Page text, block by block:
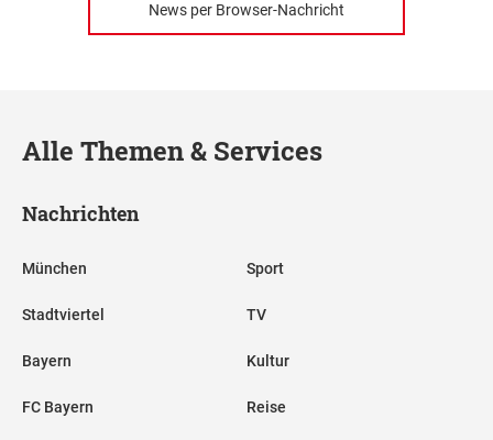
News per Browser-Nachricht
Alle Themen & Services
Nachrichten
München
Stadtviertel
Bayern
FC Bayern
Sport
TV
Kultur
Reise